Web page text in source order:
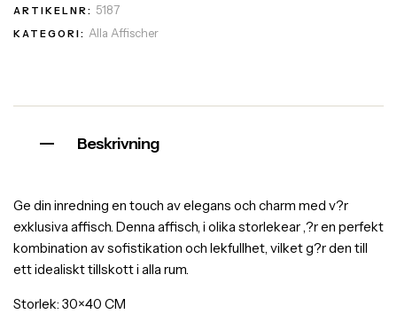
ARTIKELNR: 5187
KATEGORI: Alla Affischer
Beskrivning
Ge din inredning en touch av elegans och charm med v?r
exklusiva affisch. Denna affisch, i olika storlekear ,?r en perfekt
kombination av sofistikation och lekfullhet, vilket g?r den till
ett idealiskt tillskott i alla rum.
Storlek: 30×40 CM